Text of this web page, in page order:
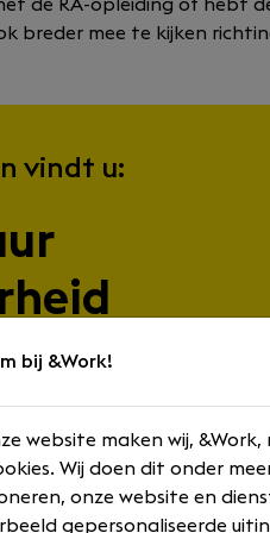
de RA-opleiding of hebt
breder mee te kijken
vindt u:
bij &Work!
website maken wij,
Wij doen dit onder
onze website en
gepersonaliseerde